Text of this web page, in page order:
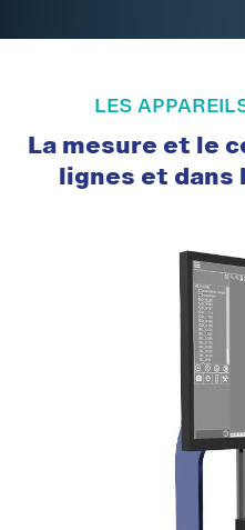
LES
La mesure et le
lignes et